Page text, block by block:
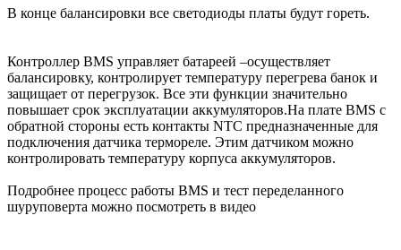
В конце балансировки все светодиоды платы будут гореть.
Контроллер BMS управляет батареей –осуществляет
балансировку, контролирует температуру перегрева банок и
защищает от перегрузок. Все эти функции значительно
повышает срок эксплуатации аккумуляторов.На плате BMS с
обратной стороны есть контакты NTC предназначенные для
подключения датчика термореле. Этим датчиком можно
контролировать температуру корпуса аккумуляторов.
Подробнее процесс работы BMS и тест переделанного
шуруповерта можно посмотреть в видео